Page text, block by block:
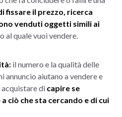
fissare il prezzo, ricerca
venduti oggetti simili ai
al quale vuoi vendere.
il numero e la qualità delle
annuncio aiutano a vendere e
di capire se
ciò che sta cercando e di cui